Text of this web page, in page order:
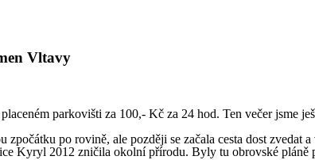
Vltavy
parkovišti za 100,- Kč za 24 hod. Ten večer jsme
po rovině, ale později se začala cesta dost zvedat
Kyryl 2012 zničila okolní přírodu. Byly tu obrovské pláně